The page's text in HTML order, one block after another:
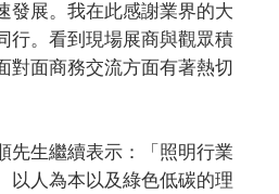
發展。我在此感謝業界的大
行。看到現場展商與觀眾積
對面商務交流方面有著熱切
先生繼續表示：「照明行業
以人為本以及綠色低碳的理